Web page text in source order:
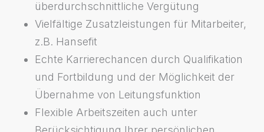
überdurchschnittliche Vergütung
Vielfältige Zusatzleistungen für Mitarbeiter,
z.B. Hansefit
Echte Karrierechancen durch Qualifikation
und Fortbildung und der Möglichkeit der
Übernahme von Leitungsfunktion
Flexible Arbeitszeiten auch unter